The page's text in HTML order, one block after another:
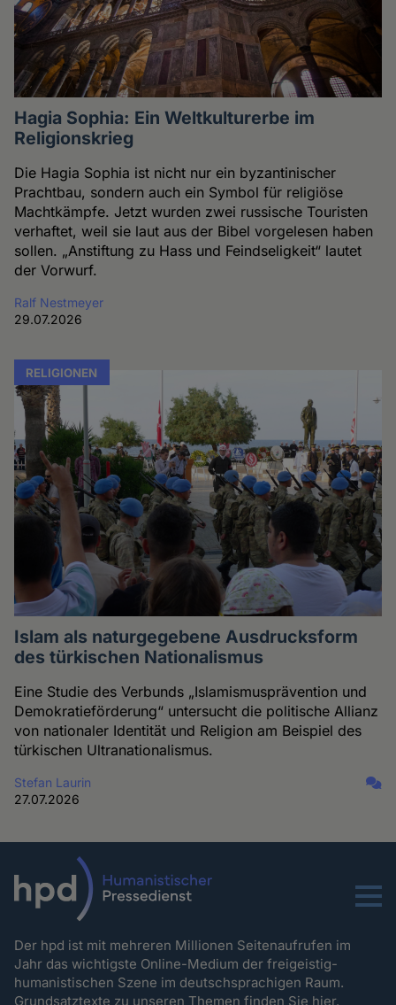
Hagia Sophia: Ein Weltkulturerbe im
Religionskrieg
Die Hagia Sophia ist nicht nur ein byzantinischer
Prachtbau, sondern auch ein Symbol für religiöse
Machtkämpfe. Jetzt wurden zwei russische Touristen
verhaftet, weil sie laut aus der Bibel vorgelesen haben
sollen. „Anstiftung zu Hass und Feindseligkeit“ lautet
der Vorwurf.
Ralf Nestmeyer
29.07.2026
RELIGIONEN
Islam als naturgegebene Ausdrucksform
des türkischen Nationalismus
Eine Studie des Verbunds „Islamismusprävention und
Demokratieförderung“ untersucht die politische Allianz
von nationaler Identität und Religion am Beispiel des
türkischen Ultranationalismus.
Stefan Laurin
27.07.2026
Menu
Der hpd ist mit mehreren Millionen Seitenaufrufen im
Jahr das wichtigste Online-Medium der freigeistig-
humanistischen Szene im deutschsprachigen Raum.
Grundsatztexte zu unseren Themenfinden Sie hier.